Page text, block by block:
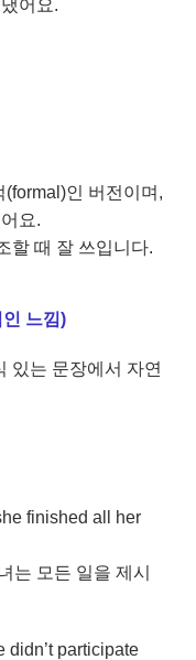
어요.
(formal)인 버전이며,
요.
할 때 잘 쓰입니다.
느낌)
있는 문장에서 자연
finished all her
는 모든 일을 제시
didn’t participate